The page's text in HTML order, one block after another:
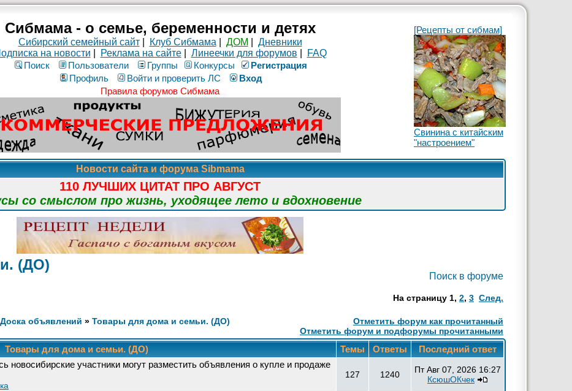
Сибмама - о семье, беременности и детях
Сибирский семейный сайт| Клуб Сибмама ДОМ
Дневники
на новости
Реклама на сайте| Линеечки для форумов
FAQ
Поиск
Пользователи Группы Конкурсы
Рeгиcтpaция
Профиль
Войти и проверить ЛС
Вход
Правила форумов Сибмама
[Рецепты от сибмам]
Свинина с китайским
"настроением"
Новости сайта и форума Sibmama
110 ЛУЧШИХ ЦИТАТ ПРО АВГУСТ
со смыслом про жизнь, уходящее лето и вдохновение
(ДО)
Поиск в форуме
На страницу 1, 2, 3 След.
объявлений » Товары для дома и семьи. (ДО)
Отметить форум как прочитанный
Отметить форум и подфорумы прочитанными
Товары для дома и семьи. (ДО) Темы Ответы
Последний ответ
новосибирские участники могут разместить объявления о купле и продаже
127 1240
Пт Авг 07, 2026 16:27
КсюшОКчек